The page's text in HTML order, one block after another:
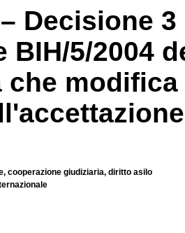
Decisione
BIH/5/2004
che
cooperazione giudiziaria, diritto asilo